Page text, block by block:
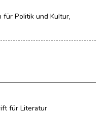
für Politik und Kultur,
für Literatur